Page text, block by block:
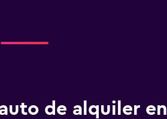
de alquiler en